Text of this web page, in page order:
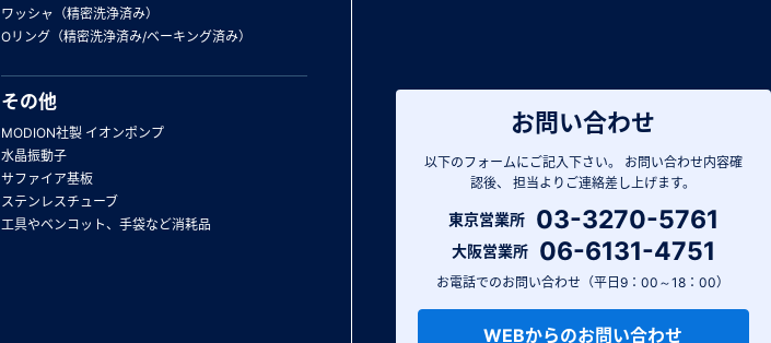
お問い合わせ
以下のフォームにご記入下さい。
お問い合わせ内容確
認後、
担当よりご連絡差し上げます。
東京営業所 03-3270-5761
大阪営業所 06-6131-4751
お電話でのお問い合わせ（平日9：00～18：00）
WEBからのお問い合わせ
ワッシャ（精密洗浄済み）
Oリング（精密洗浄済み/ベーキング済み）
その他
MODION社製 イオンポンプ
水晶振動子
サファイア基板
ステンレスチューブ
工具やベンコット、手袋など消耗品